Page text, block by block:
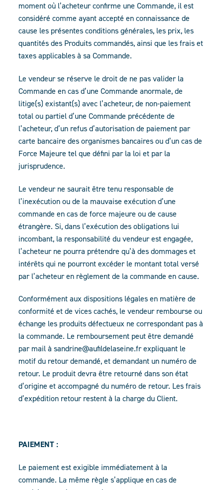
moment où l’acheteur confirme une Commande, il est
considéré comme ayant accepté en connaissance de
cause les présentes conditions générales, les prix, les
quantités des Produits commandés, ainsi que les frais et
taxes applicables à sa Commande.
Le vendeur se réserve le droit de ne pas valider la
Commande en cas d’une Commande anormale, de
litige(s) existant(s) avec l’acheteur, de non-paiement
total ou partiel d’une Commande précédente de
l’acheteur, d’un refus d’autorisation de paiement par
carte bancaire des organismes bancaires ou d’un cas de
Force Majeure tel que défini par la loi et par la
jurisprudence.
Le vendeur ne saurait être tenu responsable de
l’inexécution ou de la mauvaise exécution d’une
commande en cas de force majeure ou de cause
étrangère. Si, dans l’exécution des obligations lui
incombant, la responsabilité du vendeur est engagée,
l’acheteur ne pourra prétendre qu’à des dommages et
intérêts qui ne pourront excéder le montant total versé
par l’acheteur en règlement de la commande en cause.
Conformément aux dispositions légales en matière de
conformité et de vices cachés, le vendeur rembourse ou
échange les produits défectueux ne correspondant pas à
la commande. Le remboursement peut être demandé
par mail à sandrine@aufildelaseine.fr expliquant le
motif du retour demandé, et demandant un numéro de
retour. Le produit devra être retourné dans son état
d’origine et accompagné du numéro de retour. Les frais
d’expédition retour restent à la charge du Client.
PAIEMENT :
Le paiement est exigible immédiatement à la
commande. La même règle s’applique en cas de